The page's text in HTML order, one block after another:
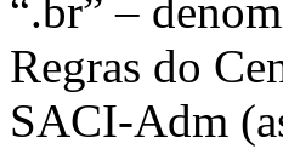
“.br” –
Regras do
SACI-Adm